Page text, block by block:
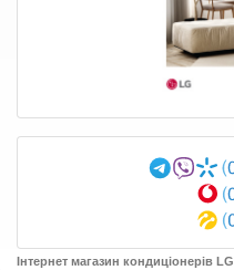
Інтернет магазин кондиціонерів LG